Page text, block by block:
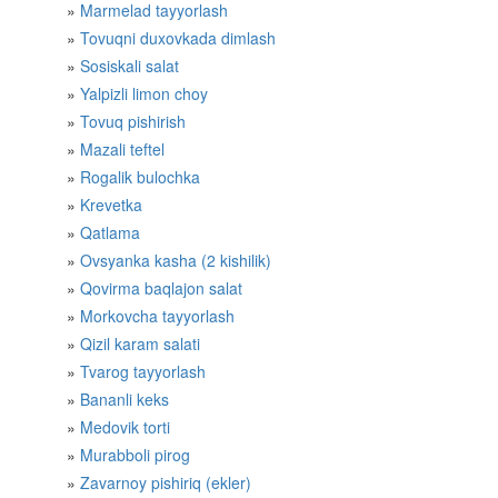
Marmelad tayyorlash
Tovuqni duxovkada dimlash
Sosiskali salat
Yalpizli limon choy
Tovuq pishirish
Mazali teftel
Rogalik bulochka
Krevetka
Qatlama
Ovsyanka kasha (2 kishilik)
Qovirma baqlajon salat
Morkovcha tayyorlash
Qizil karam salati
Tvarog tayyorlash
Bananli keks
Medovik torti
Murabboli pirog
Zavarnoy pishiriq (ekler)